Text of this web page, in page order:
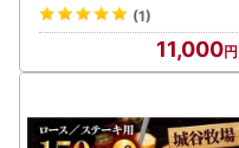
素材 鶏肉 ドッグフード
(1)
11,000